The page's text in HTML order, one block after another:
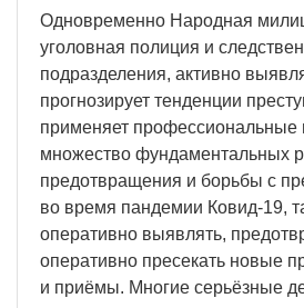
Одновременно Народная
уголовная полиция и
подразделения, активно
прогнозирует тенденции
применяет
множество фундаментальных
предотвращения и борьбы с
во время пандемии Ковид-19,
оперативно выявлять,
оперативно пресекать новые
и приёмы. Многие серьёзные